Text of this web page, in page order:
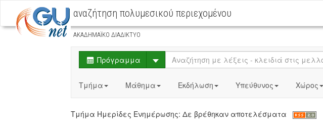
αναζήτηση πολυμεσικού περιεχομένου
ΑΚΑΔΗΜΑΪΚΟ ΔΙΑΔΙΚΤΥΟ
Πρόγραμμα Select
Τμήμα Μάθημα Εκδήλωση Υπεύθυνος Χώρος
Τμήμα Ημερίδες Ενημέρωσης: Δε βρέθηκαν αποτελέσματα